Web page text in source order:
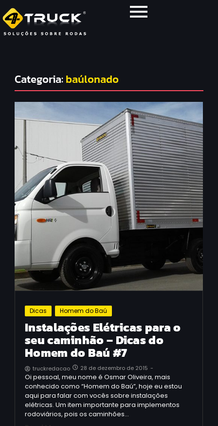
Categoria:baúlonado
Dicas Homem do Baú
Instalações Elétricas para o
seu caminhão – Dicas do
Homem do Baú #7
truckredacao 28 de dezembro de 2015 -
Oi pessoal, meu nome é Osmar Oliveira, mais
conhecido como “Homem do Baú”, hoje eu estou
aqui para falar com vocês sobre instalações
elétricas. Um item importante para implementos
rodoviários, pois os caminhões…